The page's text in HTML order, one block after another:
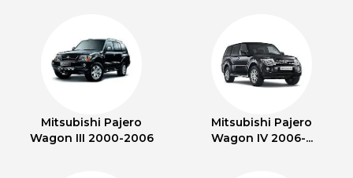
Mitsubishi Pajero
Wagon III 2000-2006
Mitsubishi Pajero
Wagon IV 2006-...